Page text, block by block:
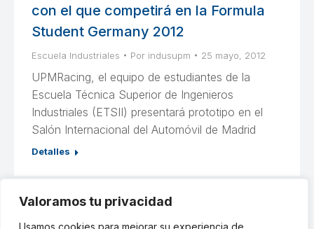
Valoramos tu privacidad
Usamos cookies para mejorar su experiencia de
con el que competirá en la Formula
Student Germany 2012
Escuela Industriales Por indusupm 25 mayo, 2012
UPMRacing, el equipo de estudiantes de la
Escuela Técnica Superior de Ingenieros
Industriales (ETSII) presentará prototipo en el
Salón Internacional del Automóvil de Madrid
Detalles
52